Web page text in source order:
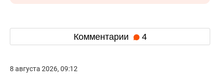
Комментарии 4
8 августа 2026, 09:12